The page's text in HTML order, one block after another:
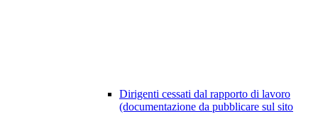
Dirigenti cessati dal rapporto di lavoro
(documentazione da pubblicare sul sito